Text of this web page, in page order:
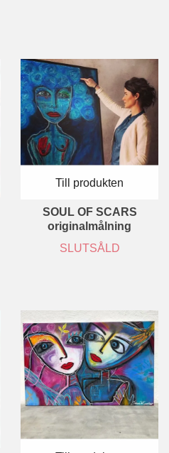
Till produkten
SOUL OF SCARS
originalmålning
SLUTSÅLD